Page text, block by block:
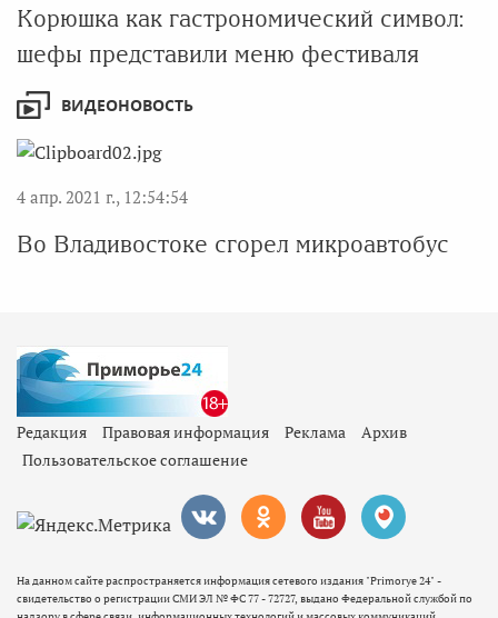
Корюшка как гастрономический символ:
шефы представили меню фестиваля
ВИДЕОНОВОСТЬ
4 апр. 2021 г., 12:54:54
Во Владивостоке сгорел микроавтобус
Редакция Правовая информация Реклама
Архив
Пользовательское соглашение
На данном сайте распространяется информация сетевого издания "Primorye 24" -
свидетельство о регистрации СМИ ЭЛ № ФС 77 - 72727, выдано Федеральной службой по